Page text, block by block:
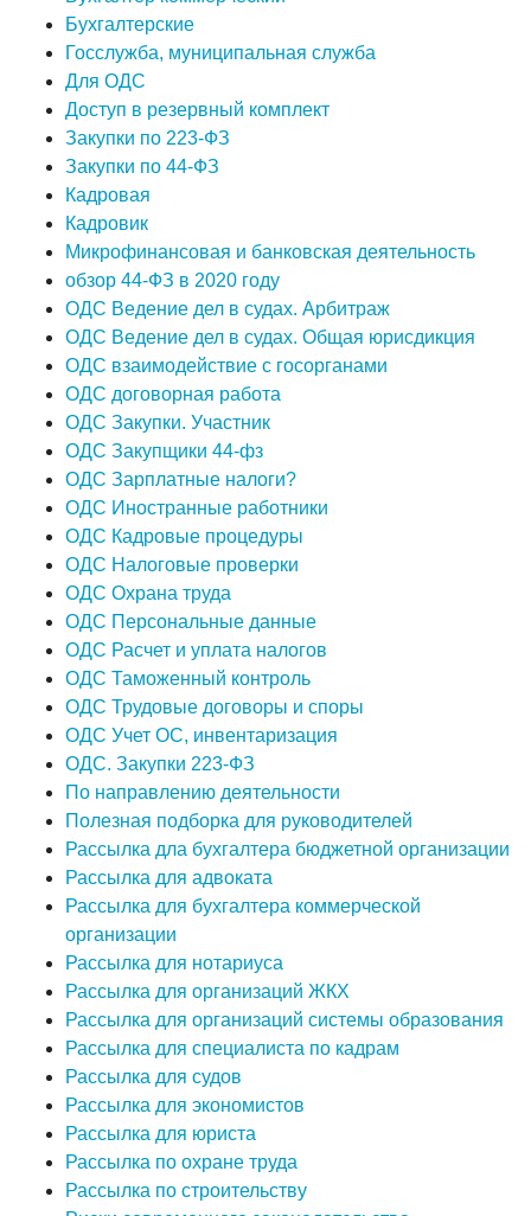
Бухгалтерские
Госслужба, муниципальная служба
Для ОДС
Доступ в резервный комплект
Закупки по 223-ФЗ
Закупки по 44-ФЗ
Кадровая
Кадровик
Микрофинансовая и банковская деятельность
обзор 44-ФЗ в 2020 году
ОДС Ведение дел в судах. Арбитраж
ОДС Ведение дел в судах. Общая юрисдикция
ОДС взаимодействие с госорганами
ОДС договорная работа
ОДС Закупки. Участник
ОДС Закупщики 44-фз
ОДС Зарплатные налоги?
ОДС Иностранные работники
ОДС Кадровые процедуры
ОДС Налоговые проверки
ОДС Охрана труда
ОДС Персональные данные
ОДС Расчет и уплата налогов
ОДС Таможенный контроль
ОДС Трудовые договоры и споры
ОДС Учет ОС, инвентаризация
ОДС. Закупки 223-ФЗ
По направлению деятельности
Полезная подборка для руководителей
Рассылка дла бухгалтера бюджетной организации
Рассылка для адвоката
Рассылка для бухгалтера коммерческой
организации
Рассылка для нотариуса
Рассылка для организаций ЖКХ
Рассылка для организаций системы образования
Рассылка для специалиста по кадрам
Рассылка для судов
Рассылка для экономистов
Рассылка для юриста
Рассылка по охране труда
Рассылка по строительству